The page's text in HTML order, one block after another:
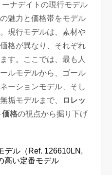
ナデイトの現行モデル
魅力と価格帯をモデル
現行モデルは、素材や
格が異なり、それぞれ
す。ここでは、最も人
ルモデルから、ゴール
ーションモデル、そし
垢モデルまで、
ロレッ
価格の視点から掘り下げ
デル（Ref. 126610LN,
高い定番モデル